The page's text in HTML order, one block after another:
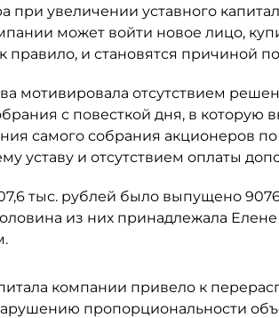
при увеличении уставного
может войти новое лицо,
правило, и становятся причиной
мотивировала отсутствием
с повесткой дня, в которую
самого собрания акционеров по
уставу и отсутствием оплаты
тыс. рублей было выпущено
из них принадлежала Елене
компании привело к
пропорциональности